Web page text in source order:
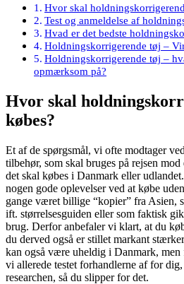
Hvor skal
Test og anmeldelse af
Hvad er det bedste
Holdningskorrigerende tøj –
Holdningskorrigerende tøj –
opmærksom på?
Hvor skal
købes?
Et af de spørgsmål, vi ofte modtager
tilbehør, som skal bruges på rejsen
det skal købes i Danmark eller
nogen gode oplevelser ved at købe
gange været billige “kopier” fra Asien,
ift. størrelsesguiden eller som faktisk
brug. Derfor anbefaler vi klart, at du
du derved også er stillet markant
kan også være uheldig i Danmark, men
vi allerede testet forhandlerne af for
researchen, så du slipper for det.